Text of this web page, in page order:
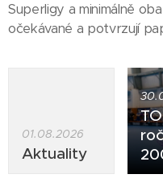
Superligy a minimálně
očekávané a potvrzují
01.08.2026
Aktuality